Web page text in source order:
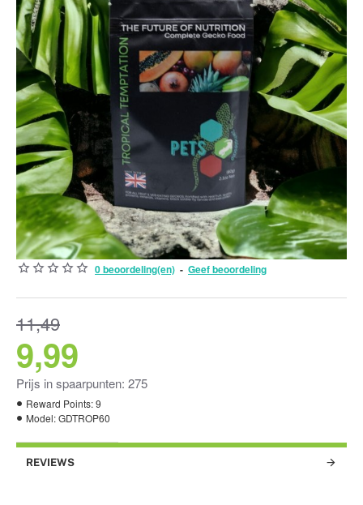
0 beoordeling(en) - Geef beoordeling
9,99
11,49
Prijs in spaarpunten: 275
Reward Points:9
Model:GDTROP60
REVIEWS